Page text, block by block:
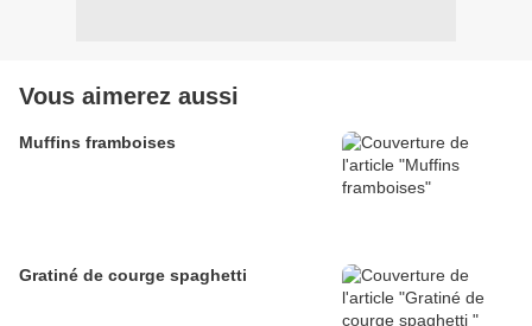
Vous aimerez aussi
Muffins framboises
Gratiné de courge spaghetti